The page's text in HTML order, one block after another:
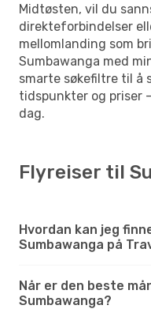
Midtøsten, vil du
direkteforbindelser
mellomlanding som
Sumbawanga med
smarte søkefiltre til å
tidspunkter og priser
dag.
Flyreiser til
Hvordan kan jeg
Sumbawanga på
Når er den beste
Sumbawanga?